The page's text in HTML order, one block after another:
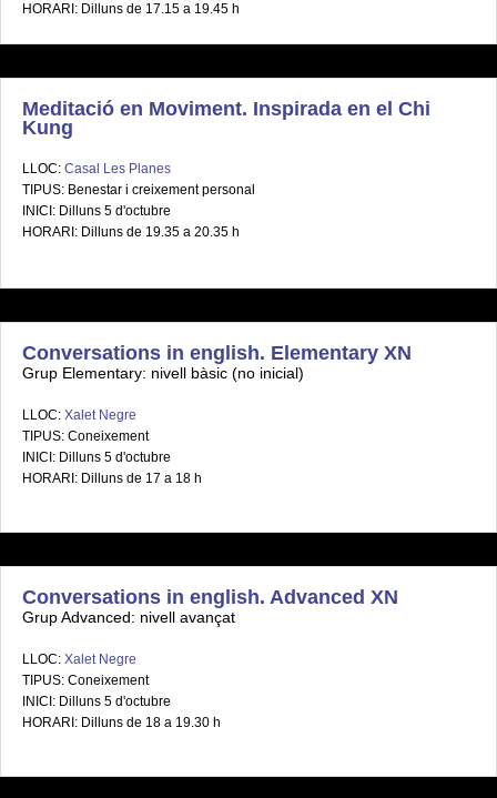
HORARI: Dilluns de 17.15 a 19.45 h
Meditació en Moviment. Inspirada en el Chi
Kung
LLOC: Casal Les Planes
TIPUS: Benestar i creixement personal
INICI: Dilluns 5 d'octubre
HORARI: Dilluns de 19.35 a 20.35 h
Conversations in english. Elementary XN
Grup Elementary: nivell bàsic (no inicial)
LLOC: Xalet Negre
TIPUS: Coneixement
INICI: Dilluns 5 d'octubre
HORARI: Dilluns de 17 a 18 h
Conversations in english. Advanced XN
Grup Advanced: nivell avançat
LLOC: Xalet Negre
TIPUS: Coneixement
INICI: Dilluns 5 d'octubre
HORARI: Dilluns de 18 a 19.30 h